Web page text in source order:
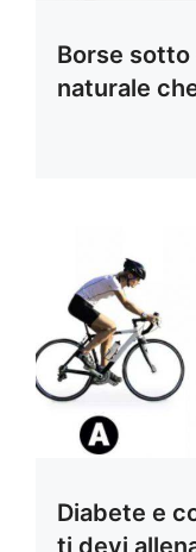
Borse
naturale
Diabete e